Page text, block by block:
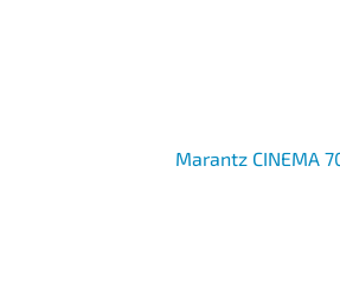
Marantz CINEMA